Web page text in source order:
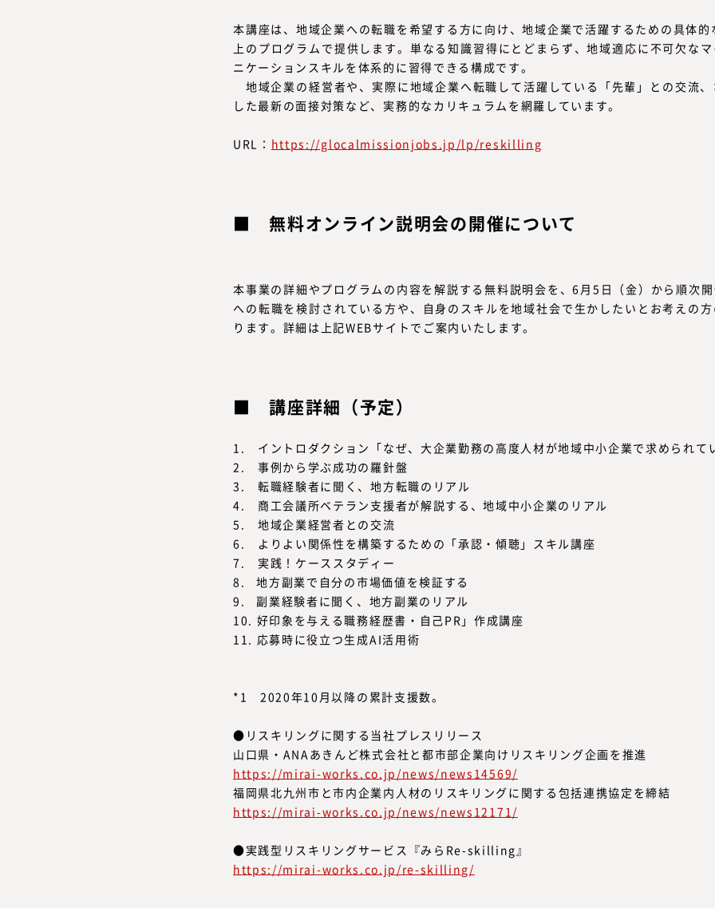
本講座は、地域企業への転職を希望する方に向け、地域企業で活躍するための具体
上のプログラムで提供します。単なる知識習得にとどまらず、地域適応に不可欠な
ニケーションスキルを体系的に習得できる構成です。
地域企業の経営者や、実際に地域企業へ転職して活躍している「先輩」との交流
した最新の面接対策など、実務的なカリキュラムを網羅しています。
URL： https://glocalmissionjobs.jp/lp/reskilling
無料オンライン説明会の開催について
本事業の詳細やプログラムの内容を解説する無料説明会を、6月5日（金）から順次
への転職を検討されている方や、自身のスキルを地域社会で生かしたいとお考えの
ります。詳細は上記WEBサイトでご案内いたします。
講座詳細（予定）
1. イントロダクション「なぜ、大企業勤務の高度人材が地域中小企業で求められて
2. 事例から学ぶ成功の羅針盤
3. 転職経験者に聞く、地方転職のリアル
4. 商工会議所ベテラン支援者が解説する、地域中小企業のリアル
5. 地域企業経営者との交流
6. よりよい関係性を構築するための「承認・傾聴」スキル講座
7. 実践！ケーススタディー
8. 地方副業で自分の市場価値を検証する
9. 副業経験者に聞く、地方副業のリアル
10. 好印象を与える職務経歴書・自己PR」作成講座
11. 応募時に役立つ生成AI活用術
*1 2020年10月以降の累計支援数。
●リスキリングに関する当社プレスリリース
山口県・ANAあきんど株式会社と都市部企業向けリスキリング企画を推進
https://mirai-works.co.jp/news/news14569/
福岡県北九州市と市内企業内人材のリスキリングに関する包括連携協定を締結
https://mirai-works.co.jp/news/news12171/
●実践型リスキリングサービス『みらRe-skilling』
https://mirai-works.co.jp/re-skilling/